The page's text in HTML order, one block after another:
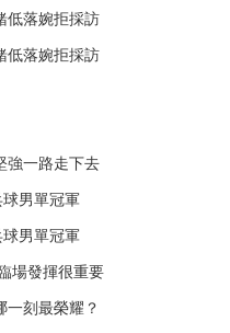
低落婉拒採訪
低落婉拒採訪
強一路走下去
男單冠軍
男單冠軍
場發揮很重要
一刻最榮耀？